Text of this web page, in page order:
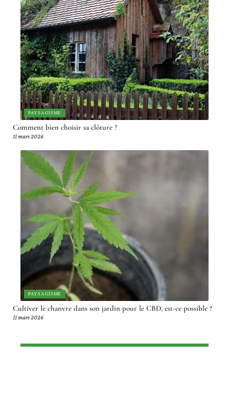
PAYSAGISME
Comment bien choisir sa clôture ?
11 mars 2026
PAYSAGISME
Cultiver le chanvre dans son jardin pour le CBD, est-ce possible ?
11 mars 2026